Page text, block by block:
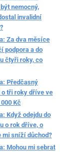
nemocný,
invalidní
Za dva měsíce
podpora a do
čtyři roky, co
Předčasný
o tři roky dříve ve
Kč
Když odejdu do
o rok dříve, o
mi sníží důchod?
Mohou mi sebrat